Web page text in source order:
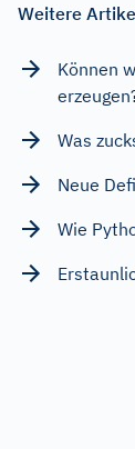
Weitere
Können
Was
Neue
Wie